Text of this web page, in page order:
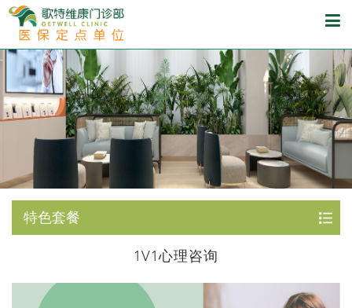
特色套餐
1V1心理咨询